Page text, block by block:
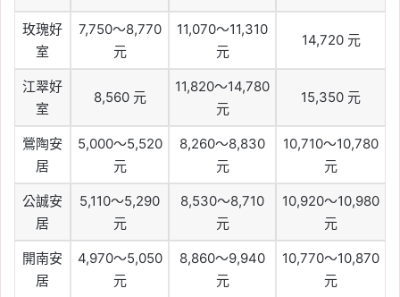
玫瑰好
室
7,750～8,770
元
11,070～11,310
元
14,720 元
江翠好
室
8,560 元
11,820～14,780
元
15,350 元
鶯陶安
居
5,000～5,520
元
8,260～8,830
元
10,710～10,780
元
公誠安
居
5,110～5,290
元
8,530～8,710
元
10,920～10,980
元
開南安
居
4,970～5,050
元
8,860～9,940
元
10,770～10,870
元